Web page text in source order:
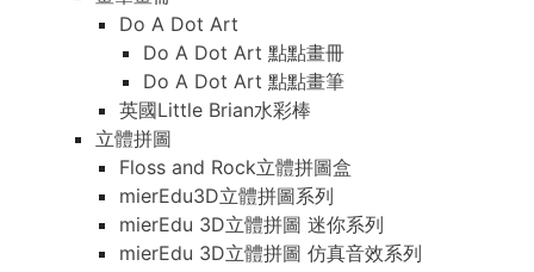
Do A Dot Art
Do A Dot Art 點點畫冊
Do A Dot Art 點點畫筆
英國Little Brian水彩棒
立體拼圖
Floss and Rock立體拼圖盒
mierEdu3D立體拼圖系列
mierEdu 3D立體拼圖 迷你系列
mierEdu 3D立體拼圖 仿真音效系列